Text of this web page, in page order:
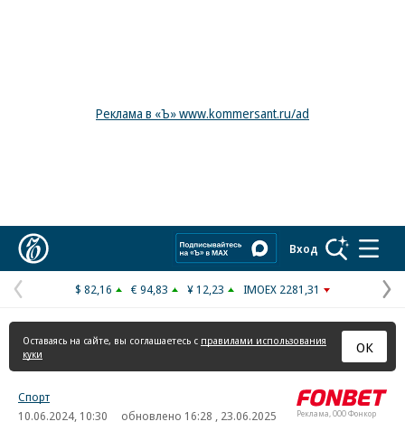
Реклама в «Ъ» www.kommersant.ru/ad
Вход
Предыдущая
страница
$ 82,16 € 94,83 ¥ 12,23 IMOEX 2281,31
Оставаясь на сайте, вы соглашаетесь с правилами использования
куки
ОК
Реклама, ООО Фонкор
Спорт
10.06.2024, 10:30
обновлено 16:28 , 23.06.2025